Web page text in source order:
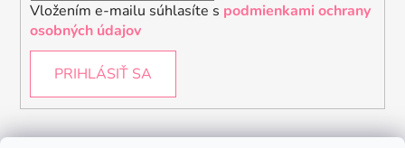
Vložením e-mailu súhlasíte s podmienkami ochrany
osobných údajov
PRIHLÁSIŤ SA